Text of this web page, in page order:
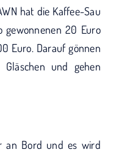
hat die Kaffee-Sau
gewonnenen 20 Euro
Euro. Darauf gönnen
und gehen
an Bord und es wird